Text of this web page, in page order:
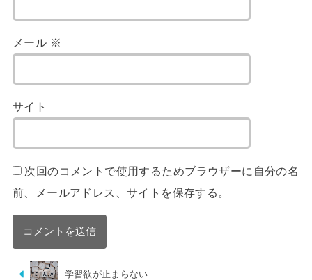
メール ※
サイト
次回のコメントで使用するためブラウザーに自分の名
前、メールアドレス、サイトを保存する。
学習欲が止まらない